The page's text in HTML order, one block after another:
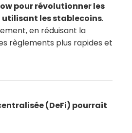
pour révolutionner les
utilisant les stablecoins.
en réduisant la
règlements plus rapides et
(DeFi) pourrait